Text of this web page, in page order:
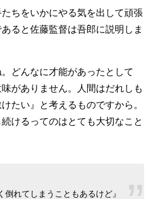
ちをいかにやる気を出して頑張
ると佐藤監督は吾郎に説明しま
どんなに才能があったとして
がありません。人間はだれしも
たい』と考えるものですから。
けるってのはとても大切なこと
倒れてしまうこともあるけど』